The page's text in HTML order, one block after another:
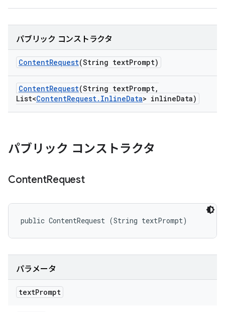
パブリック コンストラクタ
ContentRequest(String textPrompt)
ContentRequest(String textPrompt,
List<ContentRequest. InlineData> inlineData)
パブリック コンストラクタ
ContentRequest
public ContentRequest (String textPrompt)
パラメータ
textPrompt